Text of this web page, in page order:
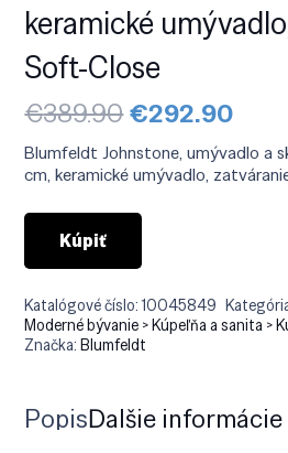
keramické
Soft-Close
€389.90Pôvodná
cena
bola:
€389.90.
€292.90
je:
Blumfeldt Johnstone, umývadlo a
cm, keramické umývadlo,
Kúpiť
Katalógové číslo:10045849
Moderné bývanie > Kúpeľňa a sanita >
Značka:Blumfeldt
PopisĎalšie informácie